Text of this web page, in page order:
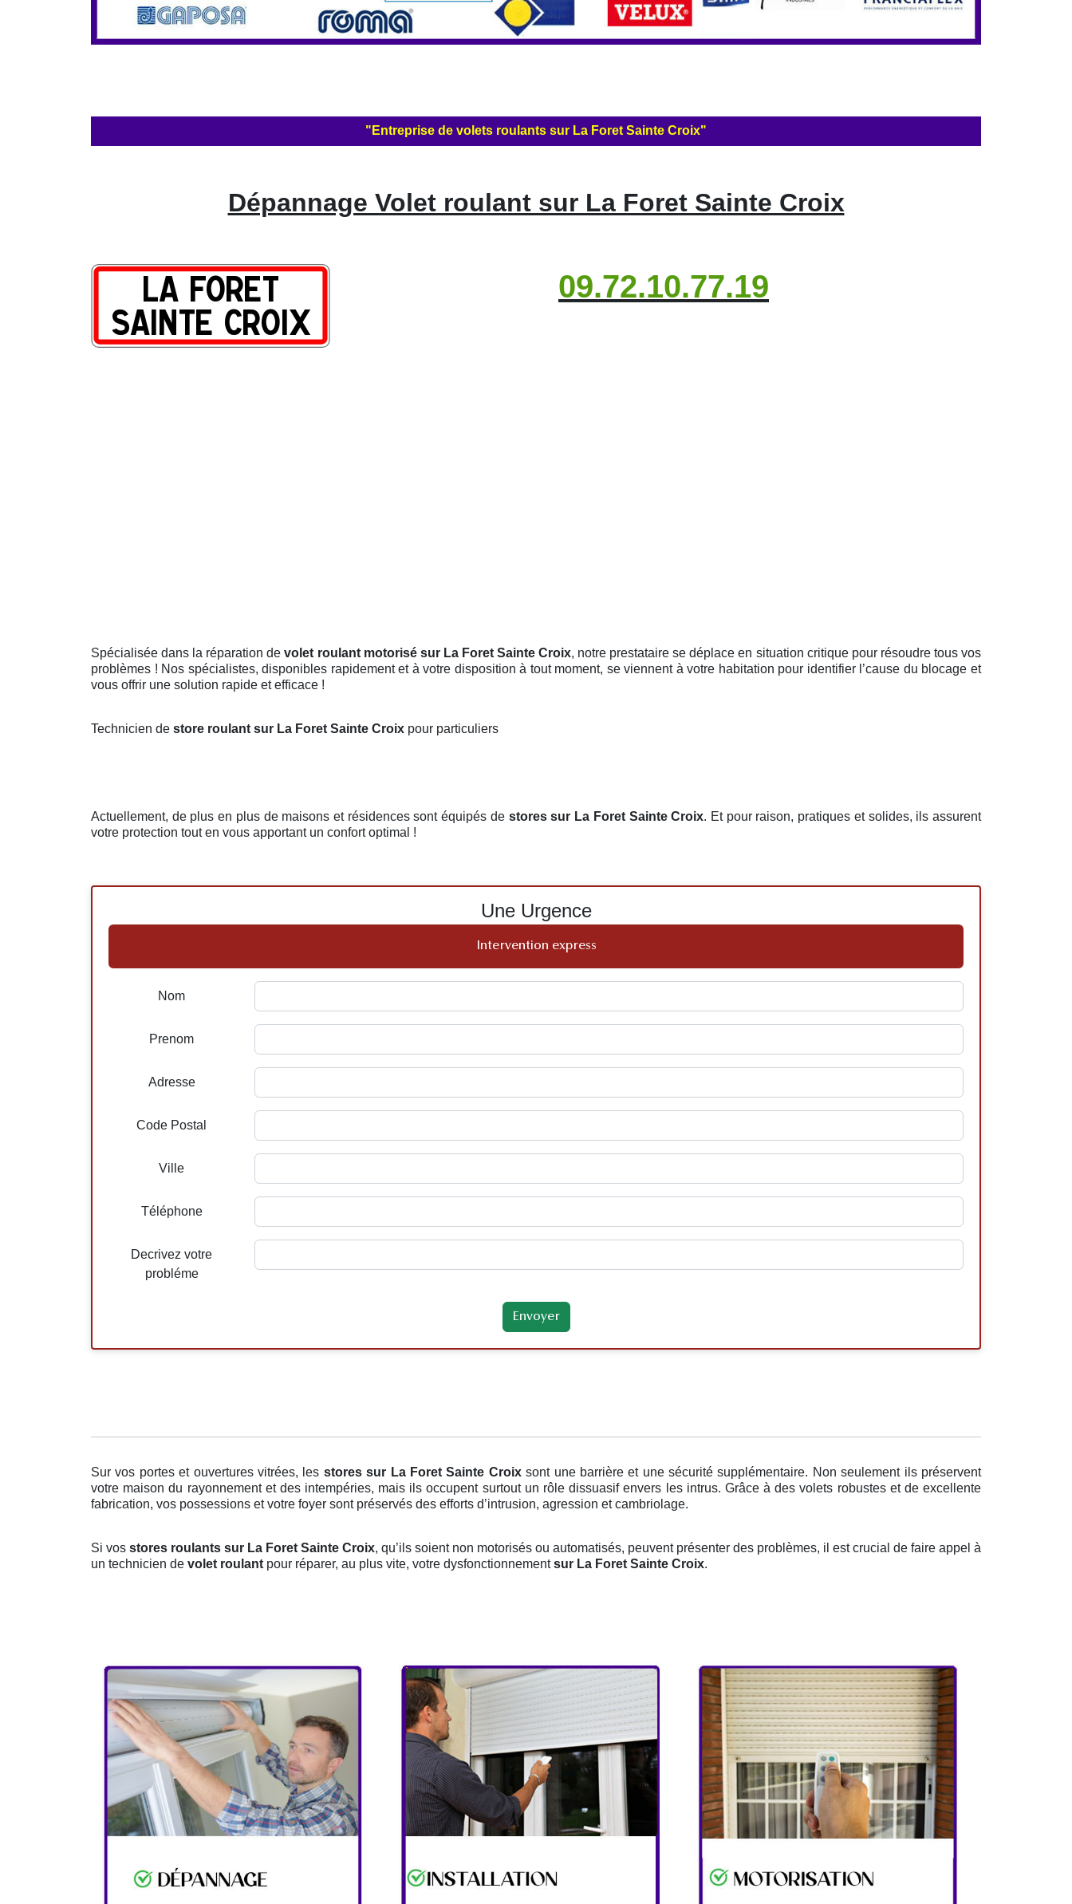
"Entreprise de volets roulants sur La Foret Sainte Croix"
Dépannage Volet roulant sur La Foret Sainte Croix
09.72.10.77.19
Spécialisée dans la réparation devolet roulant motorisé sur La Foret Sainte Croix, notre prestataire se déplace en situation critique pour résoudre tous vos
problèmes ! Nos spécialistes, disponibles rapidement et à votre disposition à tout moment, se viennent à votre habitation pour identifier l’cause du blocage et
vous offrir une solution rapide et efficace !
Technicien de store roulant sur La Foret Sainte Croix pour particuliers
Actuellement, de plus en plus de maisons et résidences sont équipés de stores sur La Foret Sainte Croix. Et pour raison, pratiques et solides, ils assurent
votre protection tout en vous apportant un confort optimal !
Une Urgence
Intervention express
Nom
Prenom
Adresse
Code Postal
Ville
Téléphone
Decrivez votre
probléme
Sur vos portes et ouvertures vitrées, les stores sur La Foret Sainte Croixsont une barrière et une sécurité supplémentaire. Non seulement ils préservent
votre maison du rayonnement et des intempéries, mais ils occupent surtout un rôle dissuasif envers les intrus. Grâce à des volets robustes et de excellente
fabrication, vos possessions et votre foyer sont préservés des efforts d’intrusion, agression et cambriolage.
Si vos stores roulants sur La Foret Sainte Croix, qu’ils soient non motorisés ou automatisés, peuvent présenter des problèmes, il est crucial de faire appel à
un technicien de volet roulant pour réparer, au plus vite, votre dysfonctionnementsur La Foret Sainte Croix.